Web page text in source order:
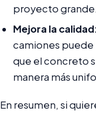
proyecto grande.
Mejora la
camiones puede
que el concreto
manera más
En resumen, si